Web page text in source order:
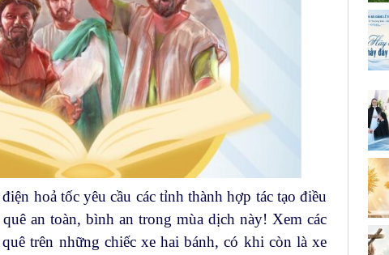
hoả tốc yêu cầu các tỉnh thành hợp tác tạo điều
an toàn, bình an trong mùa dịch này! Xem các
trên những chiếc xe hai bánh, có khi còn là xe